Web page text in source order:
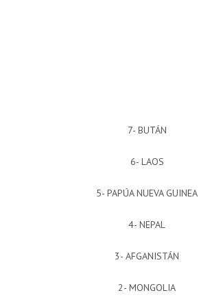
7- BUTÁN
6- LAOS
5- PAPÚA NUEVA GUINEA
4- NEPAL
3- AFGANISTÁN
2- MONGOLIA